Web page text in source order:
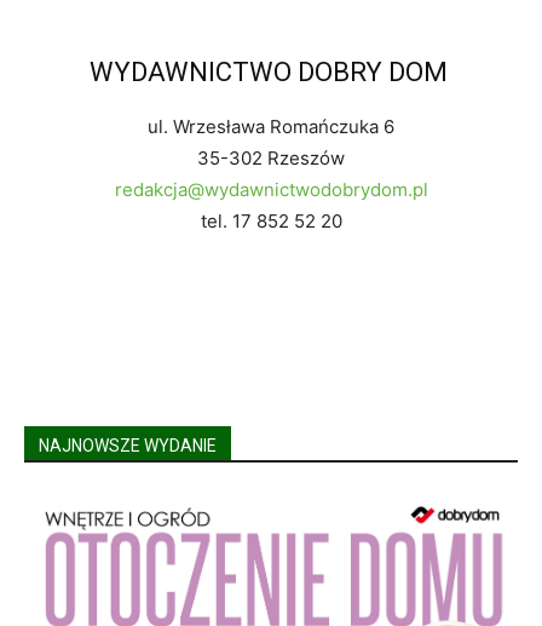
WYDAWNICTWO DOBRY DOM
ul. Wrzesława Romańczuka 6
35-302 Rzeszów
redakcja@wydawnictwodobrydom.pl
tel. 17 852 52 20
NAJNOWSZE WYDANIE